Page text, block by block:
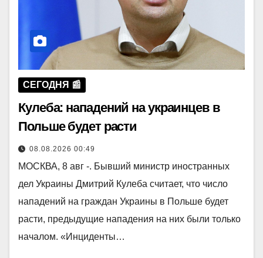
СЕГОДНЯ 📰
Кулеба: нападений на украинцев в
Польше будет расти
08.08.2026 00:49
МОСКВА, 8 авг -. Бывший министр иностранных
дел Украины Дмитрий Кулеба считает, что число
нападений на граждан Украины в Польше будет
расти, предыдущие нападения на них были только
началом. «Инциденты…